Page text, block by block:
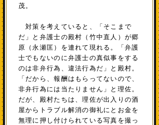
茂。
対策を考えていると、「そこまで
だ」と弁護士の殿村（竹中直人）が郷
原（永瀬匡）を連れて現れる。「弁護
士でもないのに弁護士の真似事をする
のは非弁行為、違法行為だ」と殿村。
「だから、報酬はもらってないので、
非弁行為には当たりません」と理佐。
だが、殿村たちは、理佐が出入りの酒
屋からトラブル解消の御礼にとお金を
無理に押し付けられている写真を撮っ